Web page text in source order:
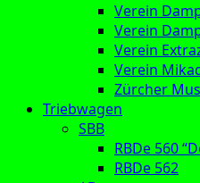
Verein
Verein
Verein
Verein
Zürcher
Triebwagen
SBB
RBDe 560
RBDe 562